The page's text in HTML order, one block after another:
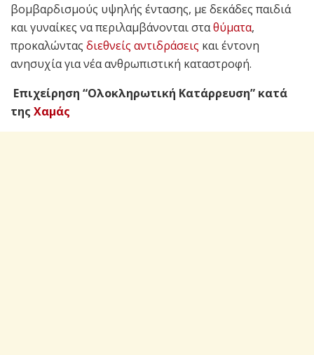
βομβαρδισμούς υψηλής έντασης, με δεκάδες παιδιά
και γυναίκες να περιλαμβάνονται σταθύματα,
προκαλώντας διεθνείς αντιδράσεις και έντονη
ανησυχία για νέα ανθρωπιστική καταστροφή.
Επιχείρηση “Ολοκληρωτική Κατάρρευση” κατά
της Χαμάς